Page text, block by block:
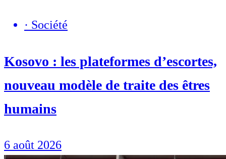
· Société
Kosovo : les plateformes d’escortes,
nouveau modèle de traite des êtres
humains
6 août 2026